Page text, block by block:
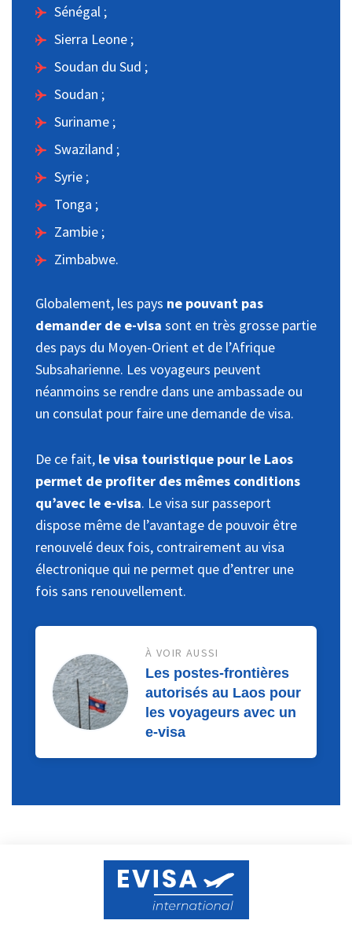
Sénégal ;
Sierra Leone ;
Soudan du Sud ;
Soudan ;
Suriname ;
Swaziland ;
Syrie ;
Tonga ;
Zambie ;
Zimbabwe.
Globalement, les pays ne pouvant pas
demander de e-visa sont en très grosse partie
des pays du Moyen-Orient et de l’Afrique
Subsaharienne. Les voyageurs peuvent
néanmoins se rendre dans une ambassade ou
un consulat pour faire une demande de visa.
De ce fait, le visa touristique pour le Laos
permet de profiter des mêmes conditions
qu’avec le e-visa. Le visa sur passeport
dispose même de l’avantage de pouvoir être
renouvelé deux fois, contrairement au visa
électronique qui ne permet que d’entrer une
fois sans renouvellement.
À VOIR AUSSI
Les postes-frontières
autorisés au Laos pour
les voyageurs avec un
e-visa